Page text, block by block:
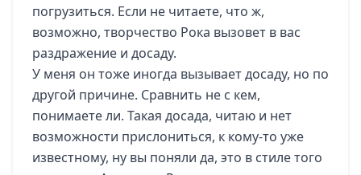
погрузиться. Если не читаете, что ж,
возможно, творчество Рока вызовет в вас
раздражение и досаду.
У меня он тоже иногда вызывает досаду, но по
другой причине. Сравнить не с кем,
понимаете ли. Такая досада, читаю и нет
возможности прислониться, к кому-то уже
известному, ну вы поняли да, это в стиле того